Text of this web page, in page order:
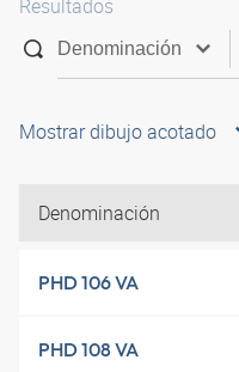
Resultados
Mostrar dibujo acotado
Denominación
PHD 106 VA
PHD 108 VA